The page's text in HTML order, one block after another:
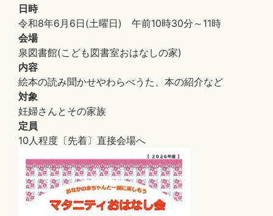
日時
令和8年6月6日(土曜日) 午前10時30分～11時
会場
泉図書館(こども図書室おはなしの家)
内容
絵本の読み聞かせやわらべうた、本の紹介など
対象
妊婦さんとその家族
定員
10人程度〔先着〕直接会場へ